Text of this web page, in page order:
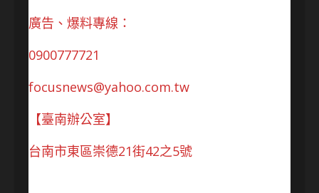
廣告、爆料專線：
0900777721
focusnews@yahoo.com.tw
【臺南辦公室】
台南市東區崇德21街42之5號